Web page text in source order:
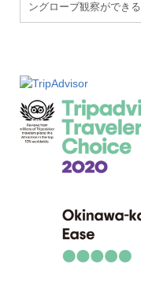
ングローブ観察ができる